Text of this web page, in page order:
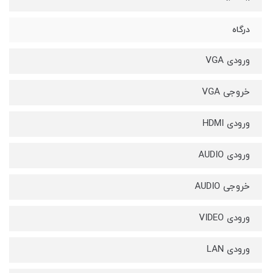
درگاه
ورودی VGA
خروجی VGA
ورودی HDMI
ورودی AUDIO
خروجی AUDIO
ورودی VIDEO
ورودی LAN